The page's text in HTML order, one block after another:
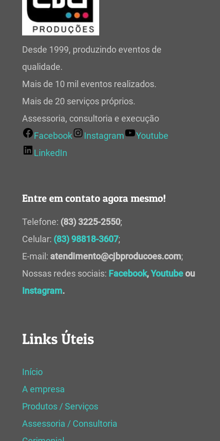
Desde 1999, produzindo eventos de
qualidade.
Mais de 10 mil eventos realizados.
Mais de 20 serviços próprios.
Assessoria, consultoria e execução
Facebook
Instagram
Youtube
LinkedIn
Entre em contato agora mesmo!
Telefone: (83) 3225-2550;
Celular: (83) 98818-3607;
E-mail: atendimento@cjbproducoes.com;
Nossas redes sociais: Facebook,Youtubeou
Instagram.
Links Úteis
Início
A empresa
Produtos / Serviços
Assessoria / Consultoria